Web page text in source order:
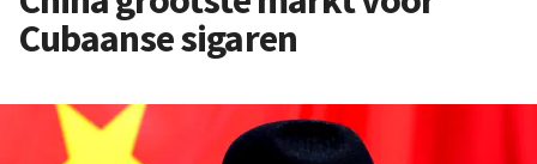
Cubaanse sigaren